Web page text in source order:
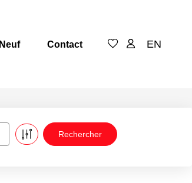
Neuf Contact EN